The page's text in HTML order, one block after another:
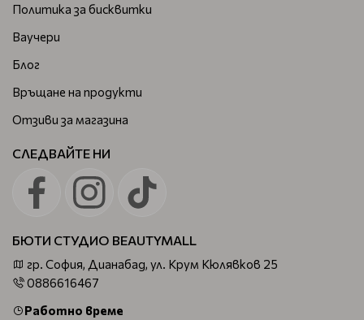
Политика за бисквитки
Ваучери
Блог
Връщане на продукти
Отзиви за магазина
СЛЕДВАЙТЕ НИ
БЮТИ СТУДИО BEAUTYMALL
гр. София, Дианабад, ул. Крум Кюлявков 25
0886616467
Работно време